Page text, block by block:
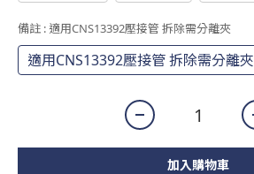
備註 : 適用CNS13392壓接管 拆除需分離夾
適用CNS13392壓接管 拆除需分離夾
加入購物車